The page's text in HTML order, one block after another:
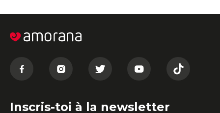
Inscris-toi à la newsletter